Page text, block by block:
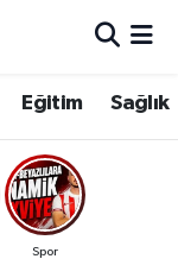
Eğitim Sağlık
Spor